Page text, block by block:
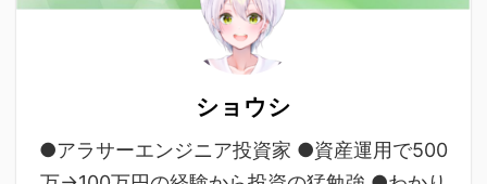
ショウシ
●アラサーエンジニア投資家 ●資産運用で500